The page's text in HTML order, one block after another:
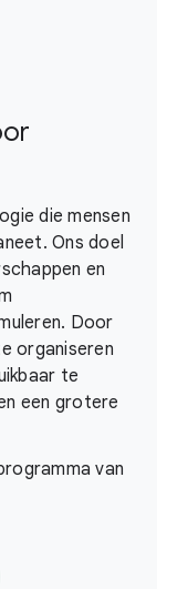
die mensen
Ons doel
en
Door
organiseren
te
een grotere
van